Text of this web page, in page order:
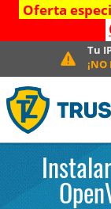
Oferta
Tu
¡NO